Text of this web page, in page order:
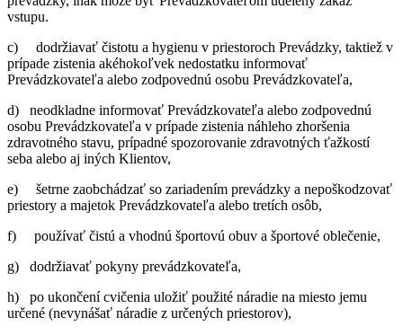
vstupu.
c) dodržiavať čistotu a hygienu v priestoroch Prevádzky, taktiež v
prípade zistenia akéhokoľvek nedostatku informovať
Prevádzkovateľa alebo zodpovednú osobu Prevádzkovateľa,
d) neodkladne informovať Prevádzkovateľa alebo zodpovednú
osobu Prevádzkovateľa v prípade zistenia náhleho zhoršenia
zdravotného stavu, prípadné spozorovanie zdravotných ťažkostí
seba alebo aj iných Klientov,
e) šetrne zaobchádzať so zariadením prevádzky a nepoškodzovať
priestory a majetok Prevádzkovateľa alebo tretích osôb,
f) používať čistú a vhodnú športovú obuv a športové oblečenie,
g) dodržiavať pokyny prevádzkovateľa,
h) po ukončení cvičenia uložiť použité náradie na miesto jemu
určené (nevynášať náradie z určených priestorov),